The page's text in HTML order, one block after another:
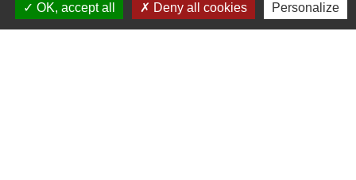
PREFECTURE DE SAÔNE ET
LOIRE
OK, accept all
Deny all cookies Personalize